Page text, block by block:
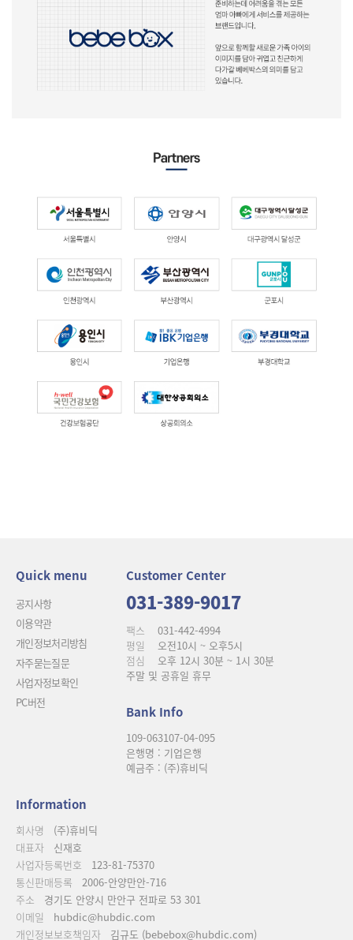
Quick menu
공지사항
이용약관
개인정보처리방침
자주묻는질문
사업자정보확인
PC버전
Customer Center
031-389-9017
팩스
031-442-4994
평일
오전10시 ~ 오후5시
점심
오후 12시 30분 ~ 1시 30분
주말 및 공휴일 휴무
Bank Info
109-063107-04-095
은행명 : 기업은행
예금주 : (주)휴비딕
Information
회사명
(주)휴비딕
대표자
신재호
사업자등록번호
123-81-75370
통신판매등록
2006-안양만안-716
주소
경기도 안양시 만안구 전파로 53 301
이메일
hubdic@hubdic.com
개인정보보호책임자
김규도 (bebebox@hubdic.com)